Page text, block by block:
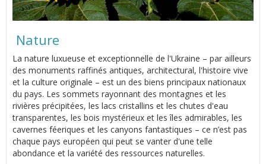
Nature
La nature luxueuse et exceptionnelle de l'Ukraine – par ailleurs
des monuments raffinés antiques, architectural, l'histoire vive
et la culture originale – est un des biens principaux nationaux
du pays. Les sommets rayonnant des montagnes et les
rivières précipitées, les lacs cristallins et les chutes d'eau
transparentes, les bois mystérieux et les îles admirables, les
cavernes féeriques et les canyons fantastiques – ce n’est pas
chaque pays européen qui peut se vanter d'une telle
abondance et la variété des ressources naturelles.